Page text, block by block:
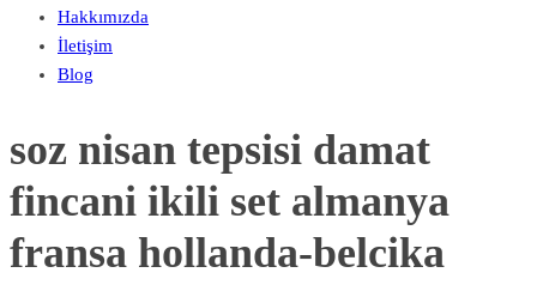
Hakkımızda
İletişim
Blog
soz nisan tepsisi damat
fincani ikili set almanya
fransa hollanda-belcika